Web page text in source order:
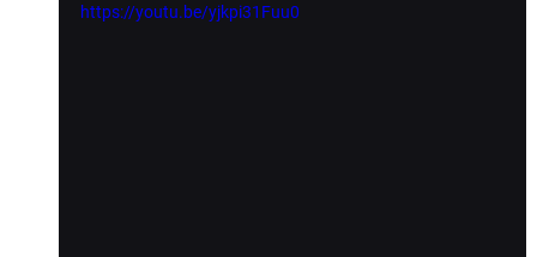
https://youtu.be/yjkpi31Fuu0